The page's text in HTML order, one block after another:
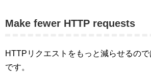
Make fewer HTTP requests
HTTPリクエストをもっと減らせるの
です。